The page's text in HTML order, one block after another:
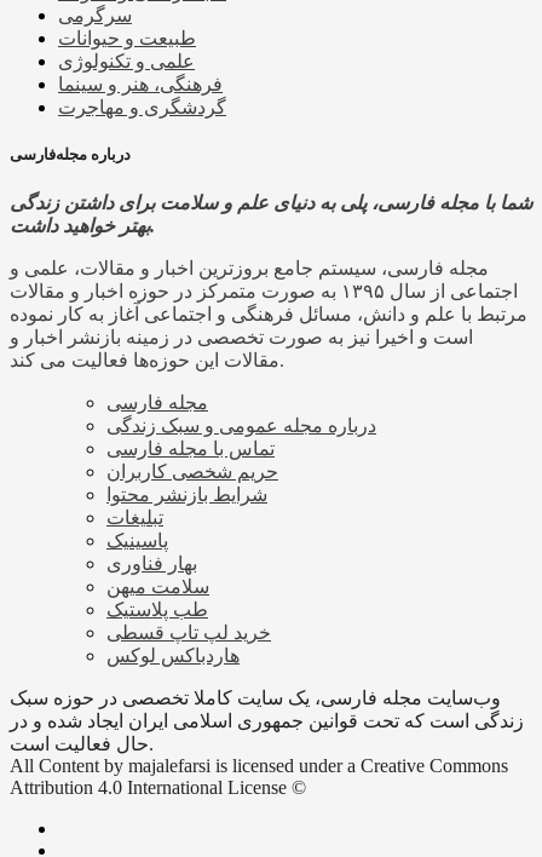
سرگرمی
طبیعت و حیوانات
علمی و تکنولوژی
فرهنگی، هنر و سینما
گردشگری و مهاجرت
درباره مجله‌فارسی
شما با مجله فارسی، پلی به دنیای علم و سلامت برای داشتن زندگی
بهتر خواهید داشت.
مجله فارسی، سیستم جامع بروزترین اخبار و مقالات، علمی و
اجتماعی از سال ۱۳۹۵ به صورت متمرکز در حوزه اخبار و مقالات
مرتبط با علم و دانش، مسائل فرهنگی و اجتماعی آغاز به کار نموده
است و اخیرا نیز به صورت تخصصی در زمینه بازنشر اخبار و
مقالات این حوزه‌ها فعالیت می کند.
مجله فارسی
درباره مجله عمومی و سبک زندگی
تماس با مجله فارسی
حریم شخصی کاربران
شرایط بازنشر محتوا
تبلیغات
پاسینیک
بهار فناوری
سلامت میهن
طب پلاستیک
خرید لپ تاپ قسطی
هاردباکس لوکس
وب‌سایت مجله فارسی، یک سایت کاملا تخصصی در حوزه سبک
زندگی است که تحت قوانین جمهوری اسلامی ایران ایجاد شده و در
حال فعالیت است.
All Content by majalefarsi is licensed under a Creative Commons
Attribution 4.0 International License ©️